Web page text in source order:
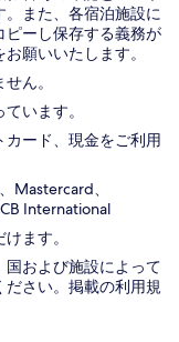
また、各宿泊施設に
ピーし保存する義務が
願いいたします。
ん。
います。
ード、現金をご利用
Mastercard、
International
ます。
および施設によって
さい。掲載の利用規